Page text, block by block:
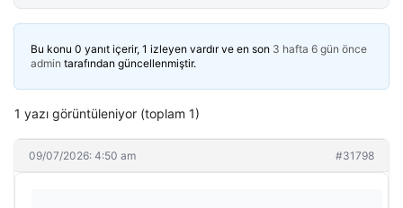
Bu konu 0 yanıt içerir, 1 izleyen vardır ve en son 3 hafta 6 gün önce
admin tarafından güncellenmiştir.
1 yazı görüntüleniyor (toplam 1)
09/07/2026: 4:50 am #31798